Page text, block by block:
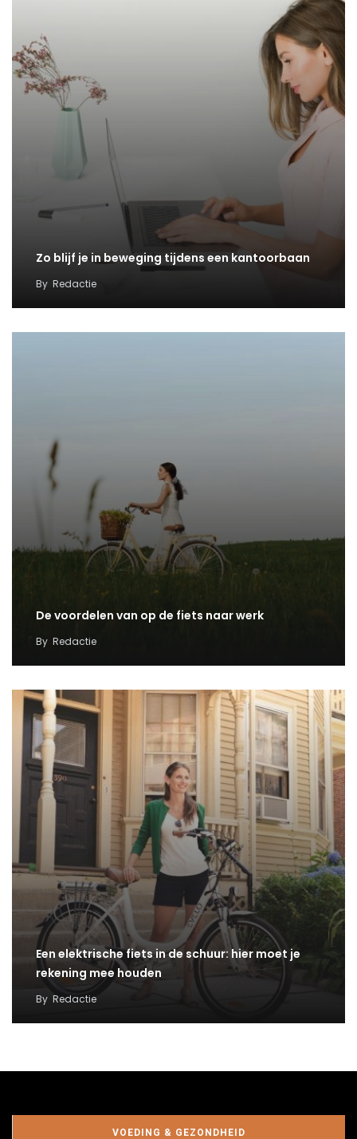
Zo blijf je in beweging tijdens een kantoorbaan
By Redactie
De voordelen van op de fiets naar werk
By Redactie
Een elektrische fiets in de schuur: hier moet je
rekening mee houden
By Redactie
VOEDING & GEZONDHEID